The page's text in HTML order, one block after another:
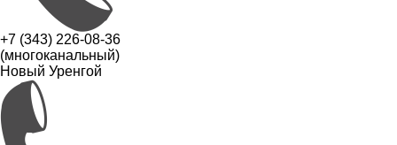
+7 (343) 226-08-36
(многоканальный)
Новый Уренгой